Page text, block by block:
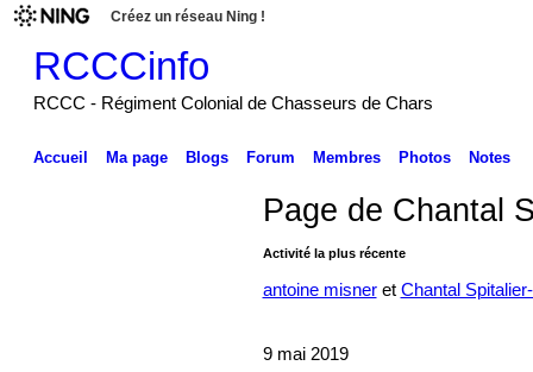
Créez un réseau Ning !
RCCCinfo
RCCC - Régiment Colonial de Chasseurs de Chars
Accueil Ma page Blogs Forum Membres Photos Notes
Page de Chantal
Activité la plus récente
antoine misneret Chantal
9 mai 2019